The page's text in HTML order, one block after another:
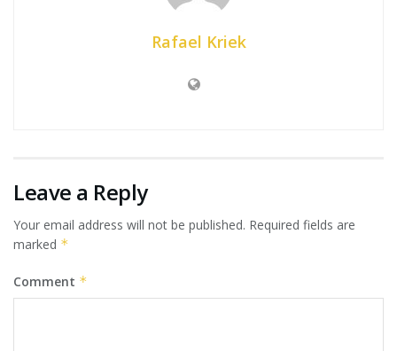
Rafael Kriek
Leave a Reply
Your email address will not be published. Required fields are
marked *
Comment *